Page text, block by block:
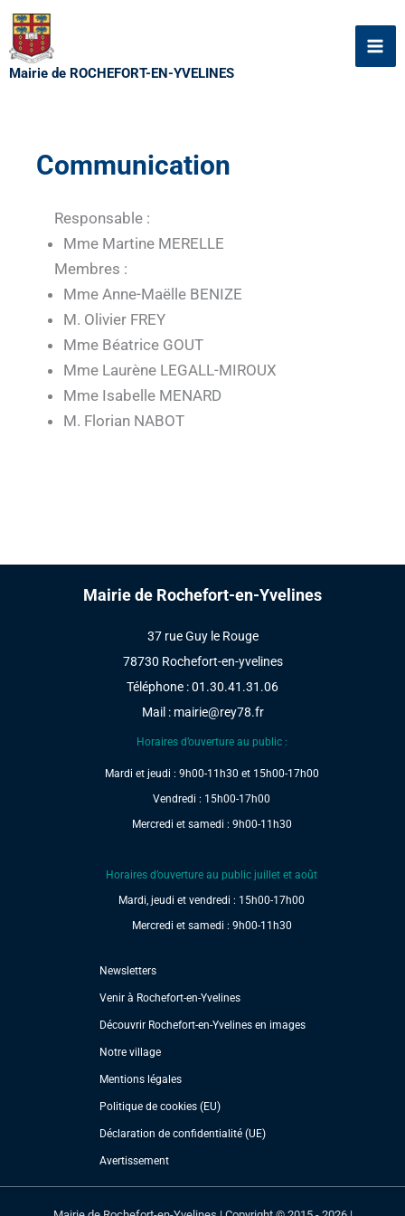
Aller
au
contenu
Mairie de ROCHEFORT-EN-YVELINES
Communication
Responsable :
Mme Martine MERELLE
Membres :
Mme Anne-Maëlle BENIZE
M. Olivier FREY
Mme Béatrice GOUT
Mme Laurène LEGALL-MIROUX
Mme Isabelle MENARD
M. Florian NABOT
Mairie de Rochefort-en-Yvelines
37 rue Guy le Rouge
78730 Rochefort-en-yvelines
Téléphone : 01.30.41.31.06
Mail : mairie@rey78.fr
Horaires d’ouverture au public :
Mardi et jeudi : 9h00-11h30 et 15h00-17h00
Vendredi : 15h00-17h00
Mercredi et samedi : 9h00-11h30
Horaires d’ouverture au public juillet et août
Mardi, jeudi et vendredi : 15h00-17h00
Mercredi et samedi : 9h00-11h30
Newsletters
Venir à Rochefort-en-Yvelines
Découvrir Rochefort-en-Yvelines en images
Notre village
Mentions légales
Politique de cookies (EU)
Déclaration de confidentialité (UE)
Avertissement